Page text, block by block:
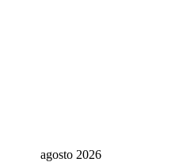
agosto 2026